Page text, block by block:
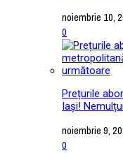
noiembrie 10,
0
Prețurile
Iași!
noiembrie 9,
0